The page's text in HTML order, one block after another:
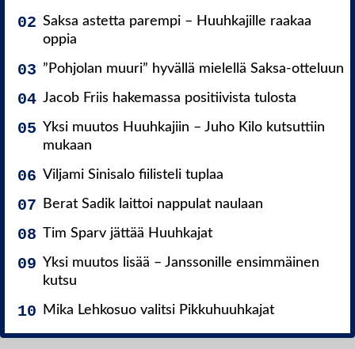
Saksa astetta parempi – Huuhkajille raakaa
oppia
”Pohjolan muuri” hyvällä mielellä Saksa-otteluun
Jacob Friis hakemassa positiivista tulosta
Yksi muutos Huuhkajiin – Juho Kilo kutsuttiin
mukaan
Viljami Sinisalo fiilisteli tuplaa
Berat Sadik laittoi nappulat naulaan
Tim Sparv jättää Huuhkajat
Yksi muutos lisää – Janssonille ensimmäinen
kutsu
Mika Lehkosuo valitsi Pikkuhuuhkajat